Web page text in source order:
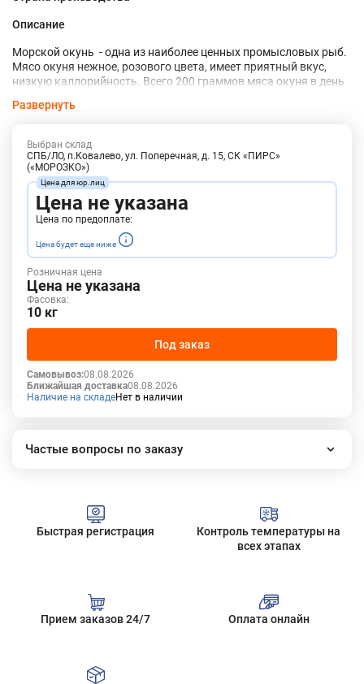
Описание
Морской окунь - одна из наиболее ценных промысловых рыб.
Мясо окуня нежное, розового цвета, имеет приятный вкус,
низкую каллорийность. Всего 200 граммов мяса окуня в день
всех незаменимых аминокислотах. В составе имеется большое
сочность филе, а тонкий слой ледяной глазури и вакуумная
упаковка сохраняют отличный внешний вид. Можно готовить
разными способами: жарить, варить, запекать. Перед
обжаркой можно замариновать рыбу в специях или в молоке,
чтобы получить особый вкус.
Развернуть
Выбран склад
СПБ/ЛО, п.Ковалево, ул. Поперечная, д. 15, СК «ПИРС»
(«МОРОЗКО»)
Цена не указана
Цена по предоплате:
Цена будет еще ниже
Розничная цена
Цена не указана
Фасовка:
10 кг
Под заказ
Самовывоз:08.08.2026
Ближайшая доставка08.08.2026
Наличие на складеНет в наличии
Частые вопросы по заказу
Сколько стоит доставка?
Все вопросы
Быстрая регистрация
Контроль температуры на
всех этапах
Прием заказов 24/7 Оплата онлайн